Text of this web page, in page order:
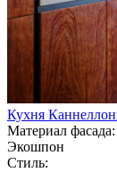
Кухня
Материал фасада:
Экошпон
Стиль: